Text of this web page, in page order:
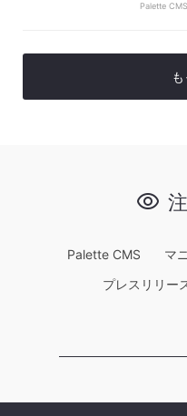
Palette CMS
Palette CMS マ
プレスリリー